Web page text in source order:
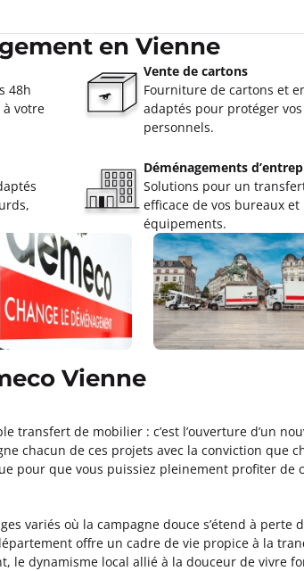
en Vienne
48h
votre
Vente de cartons
Fourniture de cartons et
adaptés pour protéger
personnels.
Déménagements
Solutions pour un
efficace de vos bureaux et
équipements.
Vienne
transfert de mobilier : c’est l’ouverture d’un
chacun de ces projets avec la conviction que
pour que vous puissiez pleinement profiter de
variés où la campagne douce s’étend à perte
offre un cadre de vie propice à la
le dynamisme local allié à la douceur de vivre